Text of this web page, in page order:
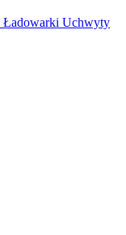
Ładowarki Uchwyty